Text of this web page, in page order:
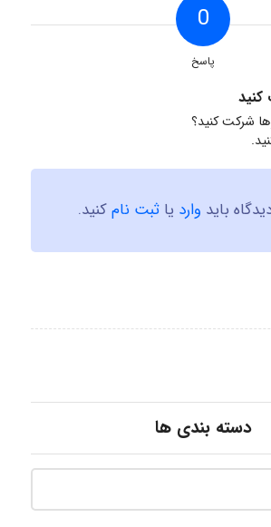
0
پاسخ
کنید
شرکت کنید؟
باید وارد یا ثبت نامکنید.
دسته بندی ها